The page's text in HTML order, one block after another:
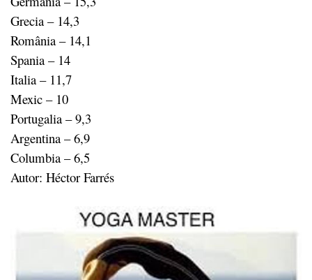
Grecia – 14,3
România – 14,1
Spania – 14
Italia – 11,7
Mexic – 10
Portugalia – 9,3
Argentina – 6,9
Columbia – 6,5
Autor: Héctor Farrés